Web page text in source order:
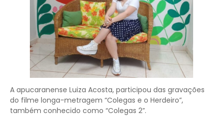
A apucaranense Luiza Acosta, participou das gravações
do filme longa-metragem “Colegas e o Herdeiro”,
também conhecido como “Colegas 2”.